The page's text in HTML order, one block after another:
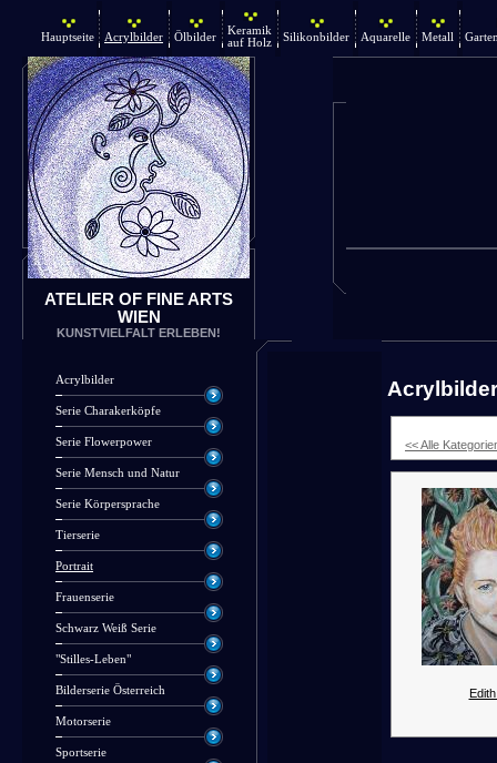
Hauptseite Acrylbilder Ölbilder
Keramik
auf Holz
Silikonbilder Aquarelle Metall
ATELIER OF FINE ARTS
WIEN
KUNSTVIELFALT ERLEBEN!
Acrylbilder
Serie Charakerköpfe
Serie Flowerpower
Serie Mensch und Natur
Serie Körpersprache
Tierserie
Portrait
Frauenserie
Schwarz Weiß Serie
"Stilles-Leben"
Bilderserie Österreich
Motorserie
Sportserie
Acrylbilder
<< Alle